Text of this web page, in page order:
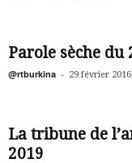
Parole sèche du
@rtburkina - 29 février 2016
La tribune de
2019